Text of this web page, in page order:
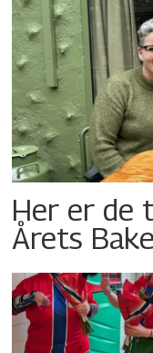
Her er de
Årets